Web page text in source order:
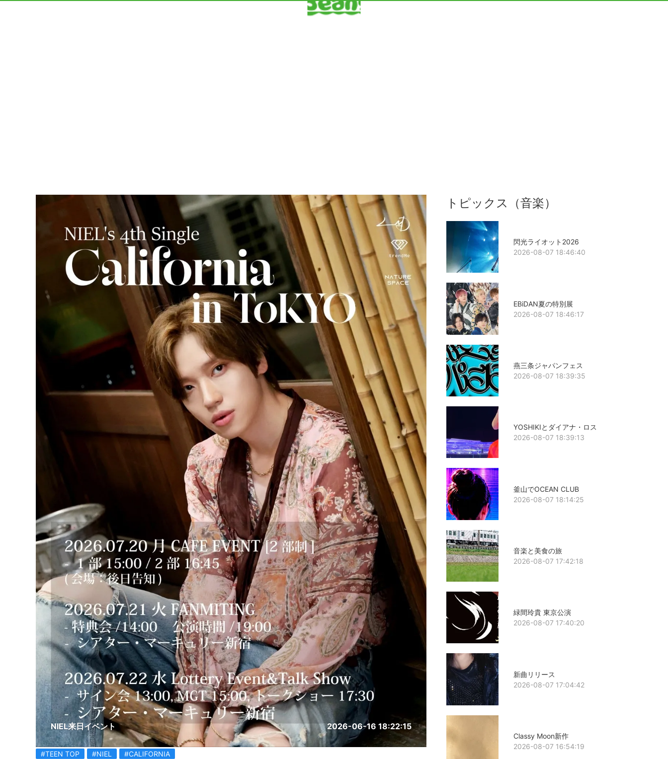
NIEL来日イベント 2026-06-16 18:22:15
#TEEN TOP #NIEL #CALIFORNIA
トピックス（音楽）
閃光ライオット2026
2026-08-07 18:46:40
EBiDAN夏の特別展
2026-08-07 18:46:17
燕三条ジャパンフェス
2026-08-07 18:39:35
YOSHIKIとダイアナ・ロス
2026-08-07 18:39:13
釜山でOCEAN CLUB
2026-08-07 18:14:25
音楽と美食の旅
2026-08-07 17:42:18
緑間玲貴 東京公演
2026-08-07 17:40:20
新曲リリース
2026-08-07 17:04:42
Classy Moon新作
2026-08-07 16:54:19